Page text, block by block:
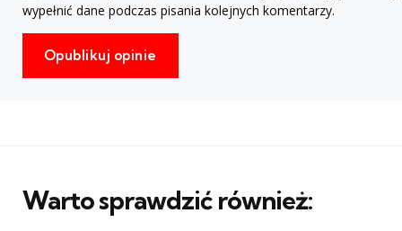
wypełnić dane podczas pisania kolejnych komentarzy.
Warto sprawdzić również: